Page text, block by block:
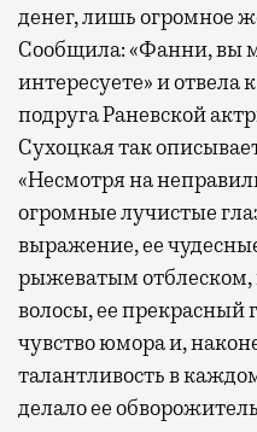
денег, лишь огромное
Сообщила: «Фанни, вы
интересуете» и
подруга Раневской
Сухоцкая так
«Несмотря на
огромные лучистые
выражение, ее
рыжеватым
волосы, ее прекрасный
чувство юмора и,
талантливость в
делало ее